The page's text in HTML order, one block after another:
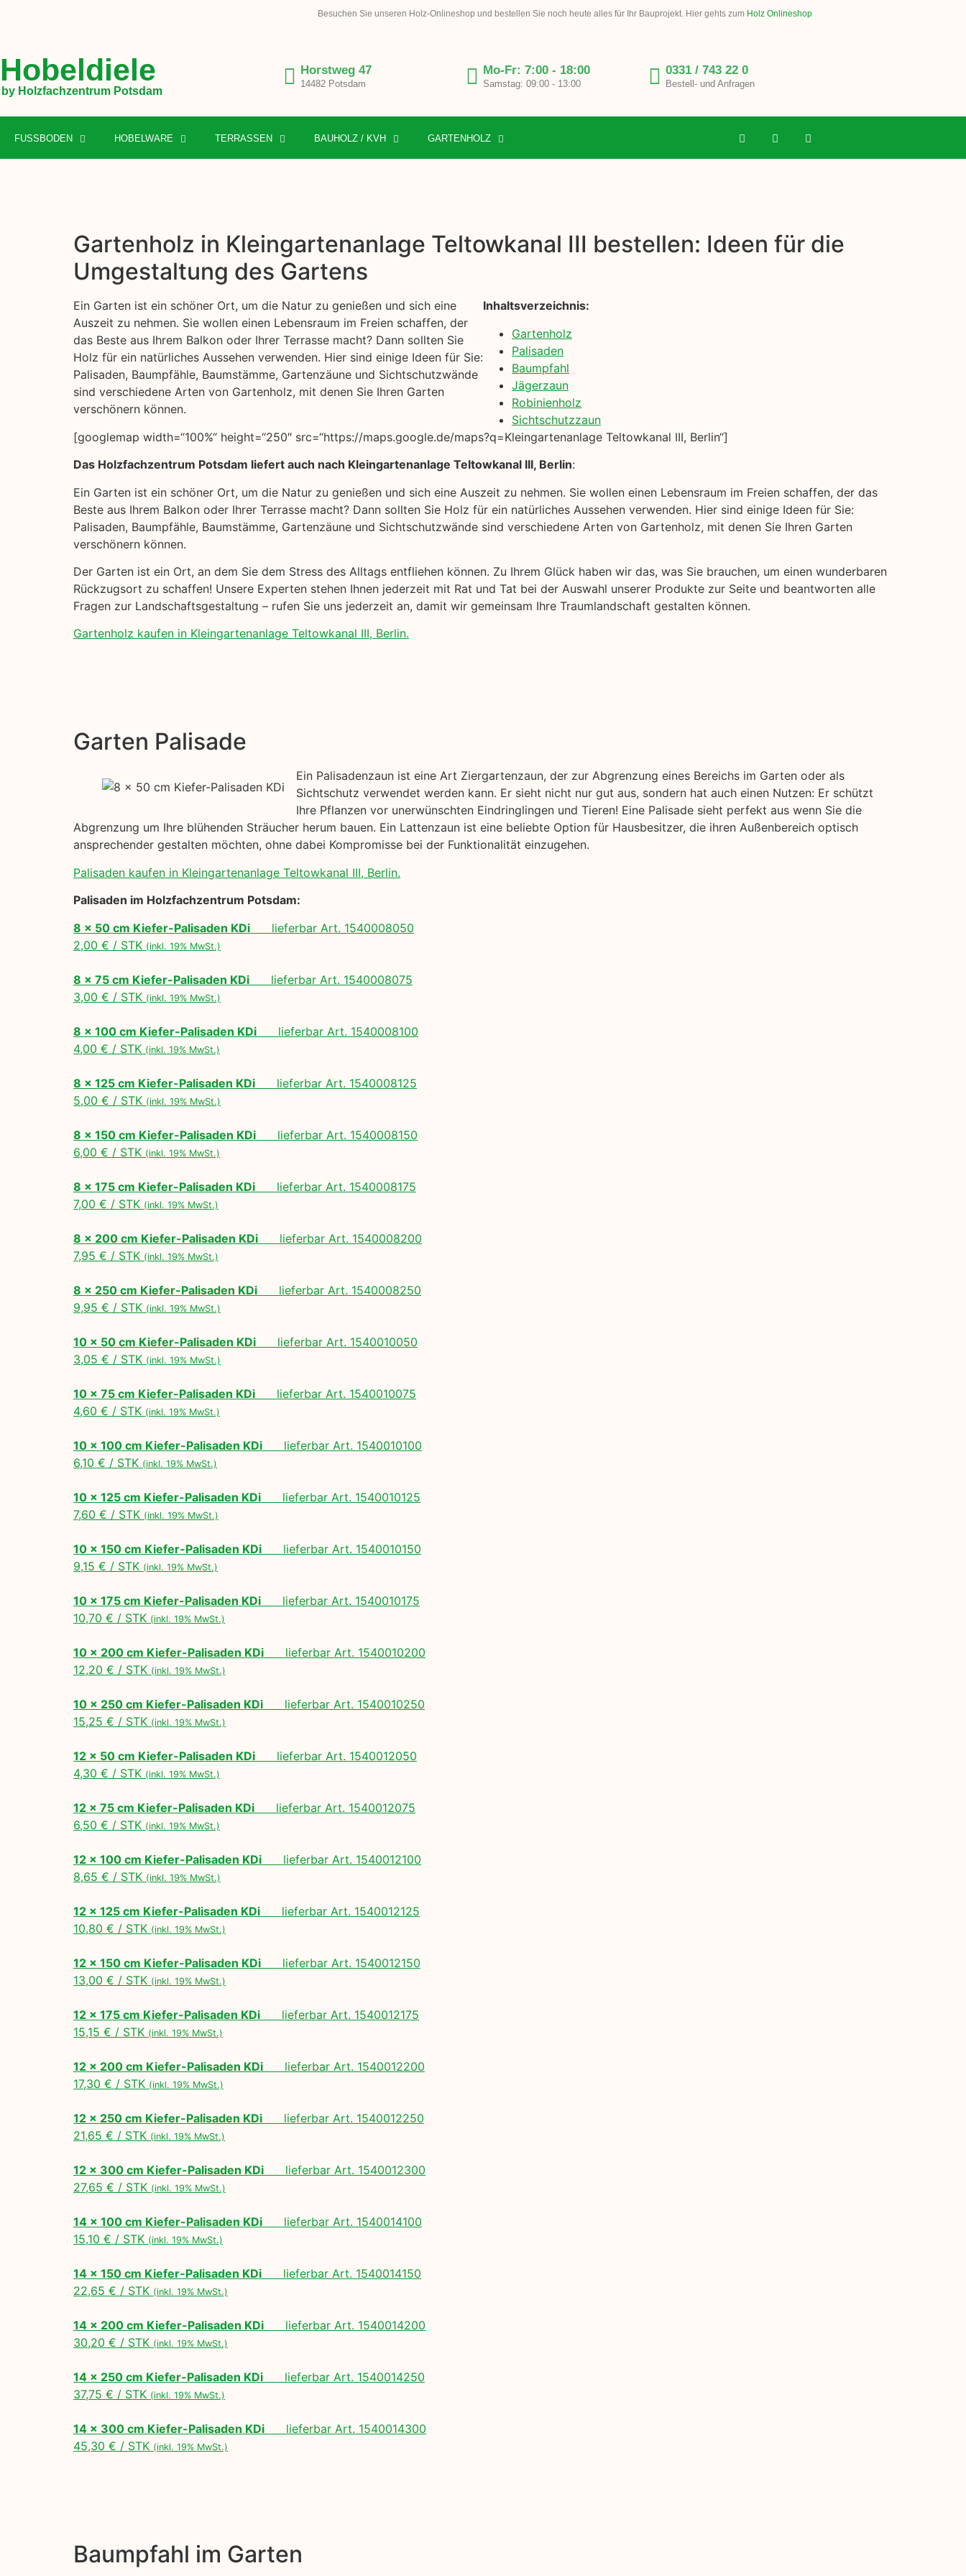
Besuchen Sie unseren Holz-Onlineshop und bestellen Sie noch heute alles für Ihr Bauprojekt. Hier gehts zum Holz Onlineshop
Hobeldiele
by Holzfachzentrum Potsdam
Horstweg 47
14482 Potsdam
Mo-Fr: 7:00 - 18:00
Samstag: 09:00 - 13:00
0331 / 743 22 0
Bestell- und Anfragen
FUSSBODEN HOBELWARE TERRASSEN BAUHOLZ / KVH GARTENHOLZ
Gartenholz in Kleingartenanlage Teltowkanal III bestellen: Ideen für die
Umgestaltung des Gartens
Ein Garten ist ein schöner Ort, um die Natur zu genießen und sich eine
Auszeit zu nehmen. Sie wollen einen Lebensraum im Freien schaffen, der
das Beste aus Ihrem Balkon oder Ihrer Terrasse macht? Dann sollten Sie
Holz für ein natürliches Aussehen verwenden. Hier sind einige Ideen für Sie:
Palisaden, Baumpfähle, Baumstämme, Gartenzäune und Sichtschutzwände
sind verschiedene Arten von Gartenholz, mit denen Sie Ihren Garten
verschönern können.
Inhaltsverzeichnis:
Gartenholz
Palisaden
Baumpfahl
Jägerzaun
Robinienholz
Sichtschutzzaun
[googlemap width=“100%“ height=“250″ src=“https://maps.google.de/maps?q=Kleingartenanlage Teltowkanal III, Berlin“]
Das Holzfachzentrum Potsdam liefert auch nach Kleingartenanlage Teltowkanal III, Berlin:
Ein Garten ist ein schöner Ort, um die Natur zu genießen und sich eine Auszeit zu nehmen. Sie wollen einen Lebensraum im Freien schaffen, der das
Beste aus Ihrem Balkon oder Ihrer Terrasse macht? Dann sollten Sie Holz für ein natürliches Aussehen verwenden. Hier sind einige Ideen für Sie:
Palisaden, Baumpfähle, Baumstämme, Gartenzäune und Sichtschutzwände sind verschiedene Arten von Gartenholz, mit denen Sie Ihren Garten
verschönern können.
Der Garten ist ein Ort, an dem Sie dem Stress des Alltags entfliehen können. Zu Ihrem Glück haben wir das, was Sie brauchen, um einen wunderbaren
Rückzugsort zu schaffen! Unsere Experten stehen Ihnen jederzeit mit Rat und Tat bei der Auswahl unserer Produkte zur Seite und beantworten alle
Fragen zur Landschaftsgestaltung – rufen Sie uns jederzeit an, damit wir gemeinsam Ihre Traumlandschaft gestalten können.
Gartenholz kaufen in Kleingartenanlage Teltowkanal III, Berlin.
Garten Palisade
Ein Palisadenzaun ist eine Art Ziergartenzaun, der zur Abgrenzung eines Bereichs im Garten oder als
Sichtschutz verwendet werden kann. Er sieht nicht nur gut aus, sondern hat auch einen Nutzen: Er schützt
Ihre Pflanzen vor unerwünschten Eindringlingen und Tieren! Eine Palisade sieht perfekt aus wenn Sie die
Abgrenzung um Ihre blühenden Sträucher herum bauen. Ein Lattenzaun ist eine beliebte Option für Hausbesitzer, die ihren Außenbereich optisch
ansprechender gestalten möchten, ohne dabei Kompromisse bei der Funktionalität einzugehen.
Palisaden kaufen in Kleingartenanlage Teltowkanal III, Berlin.
Palisaden im Holzfachzentrum Potsdam:
8 x 50 cm Kiefer-Palisaden KDi lieferbar Art. 1540008050
2,00 € / STK (inkl. 19% MwSt.)
8 x 75 cm Kiefer-Palisaden KDi lieferbar Art. 1540008075
3,00 € / STK (inkl. 19% MwSt.)
8 x 100 cm Kiefer-Palisaden KDi lieferbar Art. 1540008100
4,00 € / STK (inkl. 19% MwSt.)
8 x 125 cm Kiefer-Palisaden KDi lieferbar Art. 1540008125
5,00 € / STK (inkl. 19% MwSt.)
8 x 150 cm Kiefer-Palisaden KDi lieferbar Art. 1540008150
6,00 € / STK (inkl. 19% MwSt.)
8 x 175 cm Kiefer-Palisaden KDi lieferbar Art. 1540008175
7,00 € / STK (inkl. 19% MwSt.)
8 x 200 cm Kiefer-Palisaden KDi lieferbar Art. 1540008200
7,95 € / STK (inkl. 19% MwSt.)
8 x 250 cm Kiefer-Palisaden KDi lieferbar Art. 1540008250
9,95 € / STK (inkl. 19% MwSt.)
10 x 50 cm Kiefer-Palisaden KDi lieferbar Art. 1540010050
3,05 € / STK (inkl. 19% MwSt.)
10 x 75 cm Kiefer-Palisaden KDi lieferbar Art. 1540010075
4,60 € / STK (inkl. 19% MwSt.)
10 x 100 cm Kiefer-Palisaden KDi lieferbar Art. 1540010100
6,10 € / STK (inkl. 19% MwSt.)
10 x 125 cm Kiefer-Palisaden KDi lieferbar Art. 1540010125
7,60 € / STK (inkl. 19% MwSt.)
10 x 150 cm Kiefer-Palisaden KDi lieferbar Art. 1540010150
9,15 € / STK (inkl. 19% MwSt.)
10 x 175 cm Kiefer-Palisaden KDi lieferbar Art. 1540010175
10,70 € / STK (inkl. 19% MwSt.)
10 x 200 cm Kiefer-Palisaden KDi lieferbar Art. 1540010200
12,20 € / STK (inkl. 19% MwSt.)
10 x 250 cm Kiefer-Palisaden KDi lieferbar Art. 1540010250
15,25 € / STK (inkl. 19% MwSt.)
12 x 50 cm Kiefer-Palisaden KDi lieferbar Art. 1540012050
4,30 € / STK (inkl. 19% MwSt.)
12 x 75 cm Kiefer-Palisaden KDi lieferbar Art. 1540012075
6,50 € / STK (inkl. 19% MwSt.)
12 x 100 cm Kiefer-Palisaden KDi lieferbar Art. 1540012100
8,65 € / STK (inkl. 19% MwSt.)
12 x 125 cm Kiefer-Palisaden KDi lieferbar Art. 1540012125
10,80 € / STK (inkl. 19% MwSt.)
12 x 150 cm Kiefer-Palisaden KDi lieferbar Art. 1540012150
13,00 € / STK (inkl. 19% MwSt.)
12 x 175 cm Kiefer-Palisaden KDi lieferbar Art. 1540012175
15,15 € / STK (inkl. 19% MwSt.)
12 x 200 cm Kiefer-Palisaden KDi lieferbar Art. 1540012200
17,30 € / STK (inkl. 19% MwSt.)
12 x 250 cm Kiefer-Palisaden KDi lieferbar Art. 1540012250
21,65 € / STK (inkl. 19% MwSt.)
12 x 300 cm Kiefer-Palisaden KDi lieferbar Art. 1540012300
27,65 € / STK (inkl. 19% MwSt.)
14 x 100 cm Kiefer-Palisaden KDi lieferbar Art. 1540014100
15,10 € / STK (inkl. 19% MwSt.)
14 x 150 cm Kiefer-Palisaden KDi lieferbar Art. 1540014150
22,65 € / STK (inkl. 19% MwSt.)
14 x 200 cm Kiefer-Palisaden KDi lieferbar Art. 1540014200
30,20 € / STK (inkl. 19% MwSt.)
14 x 250 cm Kiefer-Palisaden KDi lieferbar Art. 1540014250
37,75 € / STK (inkl. 19% MwSt.)
14 x 300 cm Kiefer-Palisaden KDi lieferbar Art. 1540014300
45,30 € / STK (inkl. 19% MwSt.)
Baumpfahl im Garten